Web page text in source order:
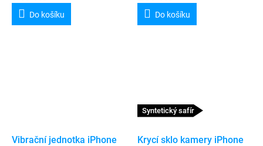
Do košíku Do košíku
Vibrační jednotka iPhone
Syntetický safír
Krycí sklo kamery iPhone